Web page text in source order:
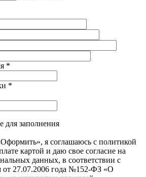
*
*
для заполнения
я соглашаюсь с политикой
картой и даю свое согласие на
данных, в соответствии с
от 27.07.2006 года №152-ФЗ «О